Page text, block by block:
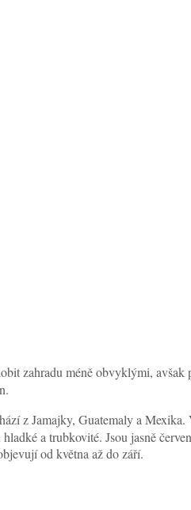
zahradu méně obvyklými,
z Jamajky, Guatemaly a
a trubkovité. Jsou jasně
od května až do září.